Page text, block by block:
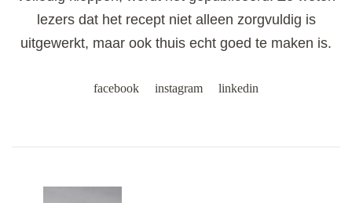
lezers dat het recept niet alleen zorgvuldig is
uitgewerkt, maar ook thuis echt goed te maken is.
facebook instagram linkedin
Navigation